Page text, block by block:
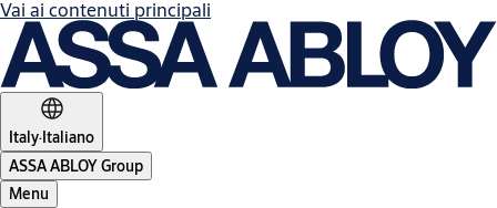
Vai ai contenuti principali
Italy·Italiano
ASSA ABLOY Group
Menu